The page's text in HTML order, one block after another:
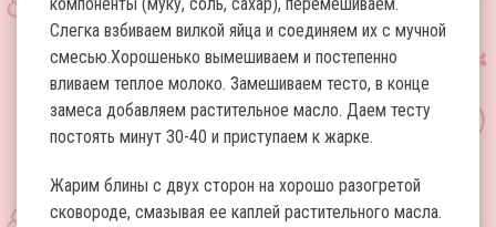
Слегка взбиваем вилкой яйца и соединяем их с мучной
смесью.Хорошенько вымешиваем и постепенно
вливаем теплое молоко. Замешиваем тесто, в конце
замеса добавляем растительное масло. Даем тесту
постоять минут 30-40 и приступаем к жарке.
Жарим блины с двух сторон на хорошо разогретой
сковороде, смазывая ее каплей растительного масла.